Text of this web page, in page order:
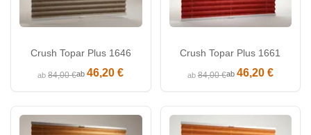
Crush Topar Plus 1646
ab84,00 €ab46,20 €
Crush Topar Plus 1661
ab84,00 €ab 46,20 €